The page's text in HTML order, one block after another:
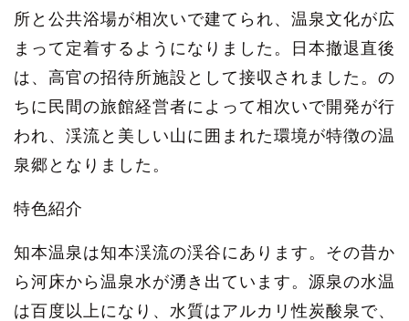
所と公共浴場が相次いで建てられ、温泉文化が広
まって定着するようになりました。日本撤退直後
は、高官の招待所施設として接収されました。の
ちに民間の旅館経営者によって相次いで開発が行
われ、渓流と美しい山に囲まれた環境が特徴の温
泉郷となりました。
特色紹介
知本温泉は知本渓流の渓谷にあります。その昔か
ら河床から温泉水が湧き出ています。源泉の水温
は百度以上になり、水質はアルカリ性炭酸泉で、